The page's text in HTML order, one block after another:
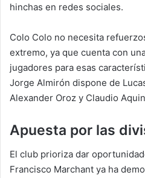
hinchas en redes sociales.
Colo Colo no necesita
extremo, ya que cuenta con
jugadores para esas
Jorge Almirón dispone de
Alexander Oroz y Claudio
Apuesta por las
El club prioriza dar
Francisco Marchant ya ha